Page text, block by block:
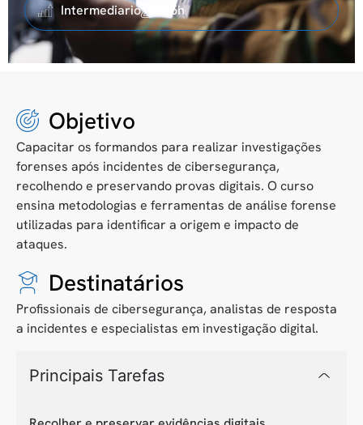
Intermediario 25h
Objetivo
Capacitar os formandos para realizar investigações
forenses após incidentes de cibersegurança,
recolhendo e preservando provas digitais. O curso
ensina metodologias e ferramentas de análise forense
utilizadas para identificar a origem e impacto de
ataques.
Destinatários
Profissionais de cibersegurança, analistas de resposta
a incidentes e especialistas em investigação digital.
Principais Tarefas